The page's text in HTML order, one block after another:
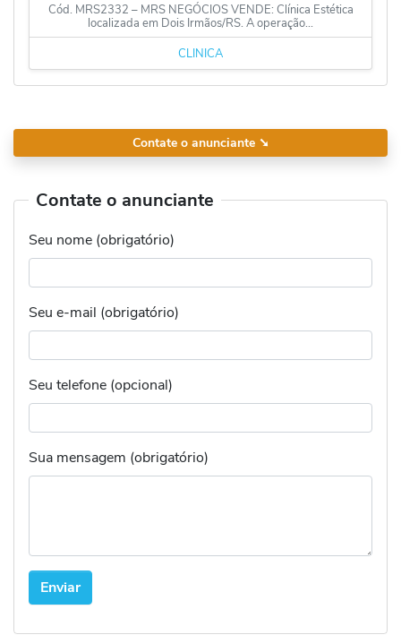
Cód. MRS2332 – MRS NEGÓCIOS VENDE: Clínica Estética
localizada em Dois Irmãos/RS. A operação...
CLÍNICA
Contate o anunciante ➘
Contate o anunciante
Seu nome (obrigatório)
Seu e-mail (obrigatório)
Seu telefone (opcional)
Sua mensagem (obrigatório)